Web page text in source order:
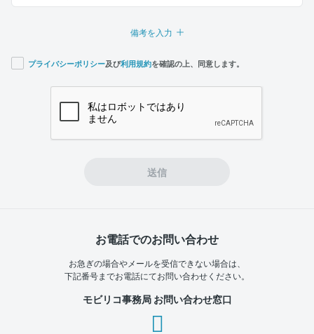
備考を入力
プライバシーポリシー及び利用規約を確認の上、同意します。
送信
お電話でのお問い合わせ
お急ぎの場合やメールを受信できない場合は、
下記番号までお電話にてお問い合わせください。
モビリコ事務局 お問い合わせ窓口